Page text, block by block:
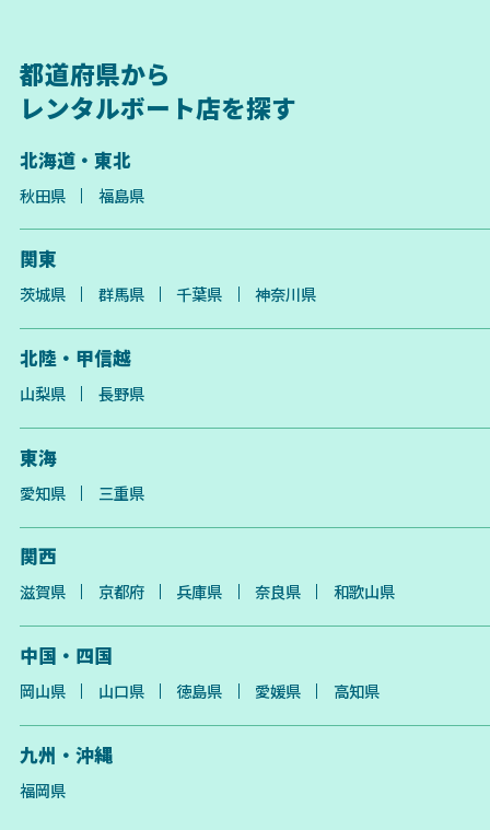
都道府県から
レンタルボート店を探す
北海道・東北
秋田県 福島県
関東
茨城県 群馬県 千葉県 神奈川県
北陸・甲信越
山梨県 長野県
東海
愛知県 三重県
関西
滋賀県 京都府 兵庫県 奈良県 和歌山県
中国・四国
岡山県 山口県 徳島県 愛媛県 高知県
九州・沖縄
福岡県